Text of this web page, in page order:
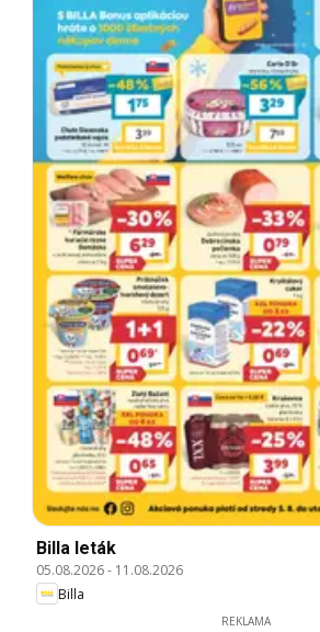
Billa leták
05.08.2026- 11.08.2026
Billa
REKLAMA